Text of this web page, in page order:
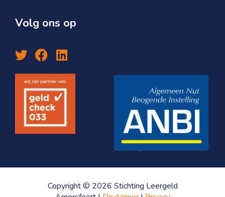
Volg ons op
Copyright © 2026 Stichting Leergeld